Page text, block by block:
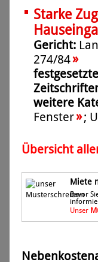
Starke
Gericht:
274/84»
weitere
Fenster»;
Übersicht
Miete
Bevor
Unser